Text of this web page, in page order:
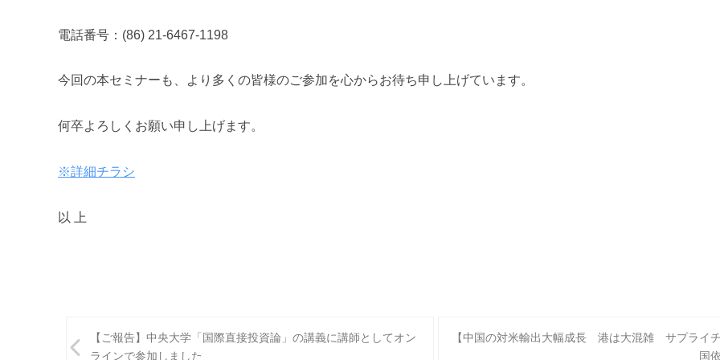
電話番号：(86) 21-6467-1198
今回の本セミナーも、より多くの皆様のご参加を心からお待ち申し上げています。
何卒よろしくお願い申し上げます。
※詳細チラシ
以 上
【ご報告】中央大学「国際直接投資論」の講義に講師としてオン
ラインで参加しました
【中国の対米輸出大幅成長 港は大混雑 サプライ
国